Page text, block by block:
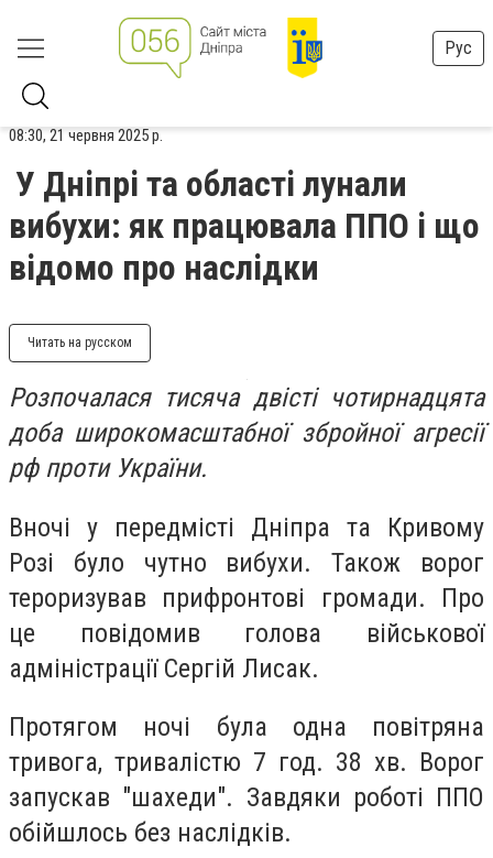
Рус
08:30, 21 червня 2025 р.
У Дніпрі та області лунали
вибухи: як працювала ППО і що
відомо про наслідки
Читать на русском
Розпочалася тисяча двісті чотирнадцята
доба широкомасштабної збройної агресії
рф проти України.
Вночі у передмісті Дніпра та Кривому
Розі було чутно вибухи. Також ворог
тероризував прифронтові громади. Про
це повідомив голова військової
адміністрації Сергій Лисак.
Протягом ночі була одна повітряна
тривога, тривалістю 7 год. 38 хв. Ворог
запускав "шахеди". Завдяки роботі ППО
обійшлось без наслідків.